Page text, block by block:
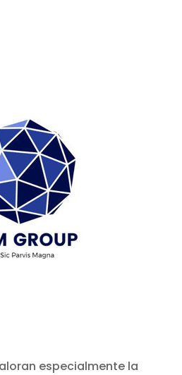
especialmente la